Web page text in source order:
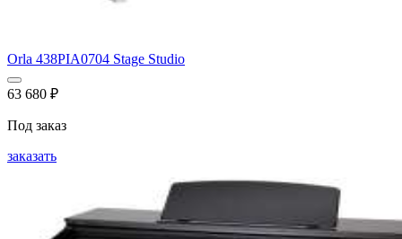
Orla 438PIA0704 Stage Studio
63 680 ₽
Под заказ
заказать